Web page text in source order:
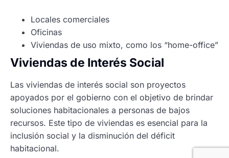
Locales comerciales
Oficinas
Viviendas de uso mixto, como los “home-office”
Viviendas de Interés Social
Las viviendas de interés social son proyectos
apoyados por el gobierno con el objetivo de brindar
soluciones habitacionales a personas de bajos
recursos. Este tipo de viviendas es esencial para la
inclusión social y la disminución del déficit
habitacional.